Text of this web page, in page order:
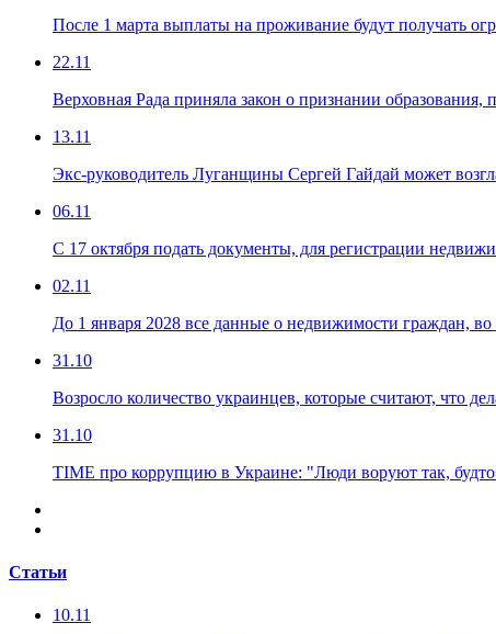
После 1 марта выплаты на проживание будут получать
22.11
Верховная Рада приняла закон о признании
13.11
Экс-руководитель Луганщины Сергей Гайдай может
06.11
С 17 октября подать документы, для регистрации
02.11
До 1 января 2028 все данные о недвижимости граждан,
31.10
Возросло количество украинцев, которые считают, что
31.10
TIME про коррупцию в Украине: "Люди воруют так, будто
Статьи
10.11